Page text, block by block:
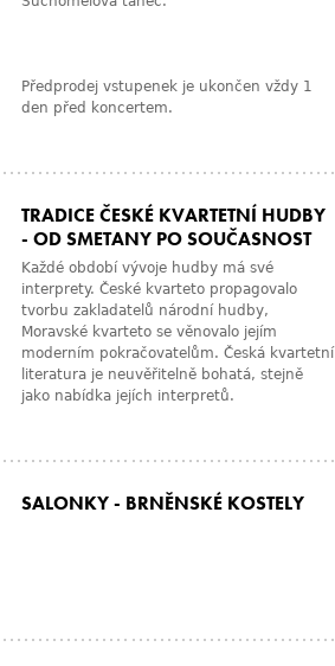
Předprodej vstupenek je ukončen vždy 1
den před koncertem.
TRADICE ČESKÉ KVARTETNÍ HUDBY
- OD SMETANY PO SOUČASNOST
Každé období vývoje hudby má své
interprety. České kvarteto propagovalo
tvorbu zakladatelů národní hudby,
Moravské kvarteto se věnovalo jejím
moderním pokračovatelům. Česká kvartetní
literatura je neuvěřitelně bohatá, stejně
jako nabídka jejích interpretů.
SALONKY - BRNĚNSKÉ KOSTELY